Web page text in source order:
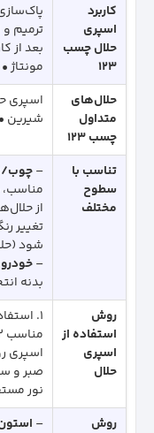
کاربرد
اسپری
حلال چسب
123
ترمیم و
بعد از
مونتاژ
حلال‌های
متداول
چسب 123
اسپری
شیرین
تناسب با
سطوح
مختلف
–چوب/
از
تغییر
شود
–
بدنه
روش
استفاده از
اسپری
حلال
1.
نور
روش
–